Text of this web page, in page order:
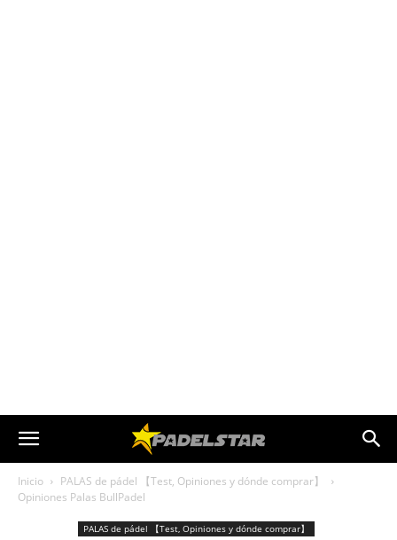
Inicio
PALAS de pádel 【Test, Opiniones y dónde comprar】
Opiniones Palas BullPadel
PALAS de pádel 【Test, Opiniones y dónde comprar】